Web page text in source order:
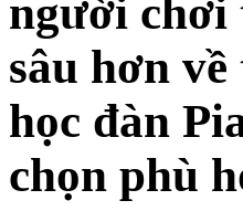
người chơi
sâu hơn
học đàn
chọn phù